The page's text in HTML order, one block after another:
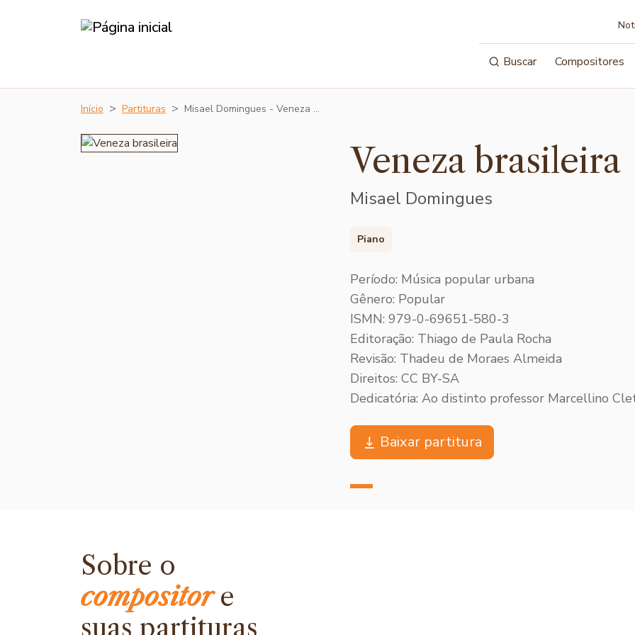
Buscar Compositores
Início Partituras Misael Domingues - Veneza …
Veneza brasileira
Misael Domingues
Piano
Período: Música popular urbana
Gênero: Popular
ISMN: 979-0-69651-580-3
Editoração: Thiago de Paula Rocha
Revisão: Thadeu de Moraes Almeida
Direitos: CC BY-SA
Dedicatória: Ao distinto professor Marcellino
Baixar partitura
Sobre o
compositore
suas partituras